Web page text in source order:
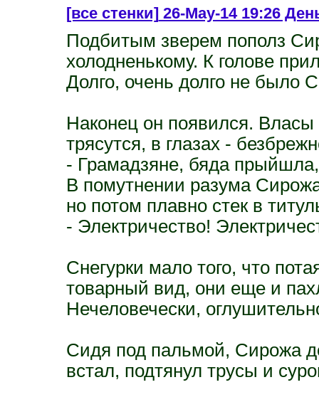
[все стенки]26-May-14 19:26
Подбитым зверем пополз
холодненькому. К голове
Долго, очень долго не было
Наконец он появился.
трясутся, в глазах -
- Грамадзяне, бяда прыйшла,
В помутнении разума
но потом плавно стек в
- Электричество!
Снегурки мало того, что
товарный вид, они еще и
Нечеловечески,
Сидя под пальмой, Сирожа
встал, подтянул трусы и